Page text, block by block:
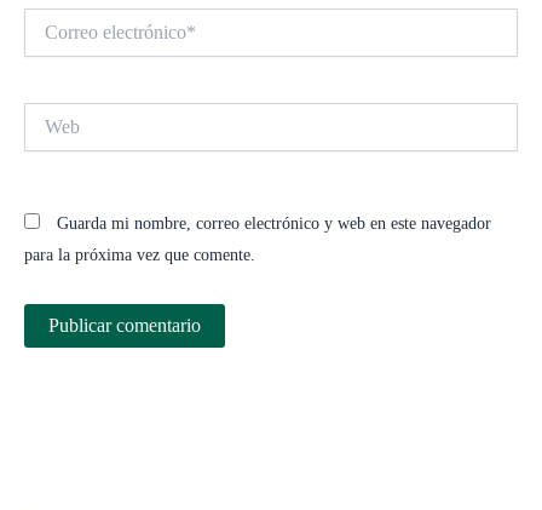
electrónico*
Guarda mi nombre, correo electrónico y web en este navegador
para la próxima vez que comente.